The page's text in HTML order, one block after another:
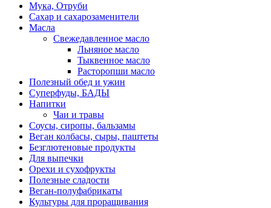
Мука, Отруби
Сахар и сахарозаменители
Масла
Свежедавленное масло
Льняное масло
Тыквенное масло
Расторопши масло
Полезный обед и ужин
Суперфуды, БАДЫ
Напитки
Чаи и травы
Соусы, сиропы, бальзамы
Веган колбасы, сыры, паштеты
Безглютеновые продукты
Для выпечки
Орехи и сухофрукты
Полезные сладости
Веган-полуфабрикаты
Культуры для проращивания